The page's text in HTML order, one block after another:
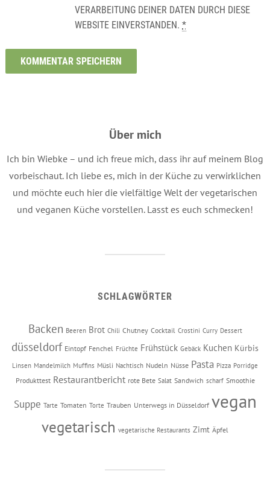
VERARBEITUNG DEINER DATEN DURCH DIESE
WEBSITE EINVERSTANDEN.*
Über mich
Ich bin Wiebke – und ich freue mich, dass ihr auf meinem Blog
vorbeischaut. Ich liebe es, mich in der Küche zu verwirklichen
und möchte euch hier die vielfältige Welt der vegetarischen
und veganen Küche vorstellen. Lasst es euch schmecken!
SCHLAGWÖRTER
Backen Beeren Brot Chili Chutney Cocktail Crostini Curry Dessert
düsseldorf Eintopf Fenchel Früchte Frühstück Gebäck Kuchen Kürbis
Linsen Mandelmilch Muffins Müsli Nachtisch Nudeln Nüsse Pasta Pizza Porridge
Produkttest Restaurantbericht rote Bete Salat Sandwich scharf Smoothie
Suppe Tarte Tomaten Torte Trauben Unterwegs in Düsseldorf vegan
vegetarisch vegetarische Restaurants Zimt Äpfel